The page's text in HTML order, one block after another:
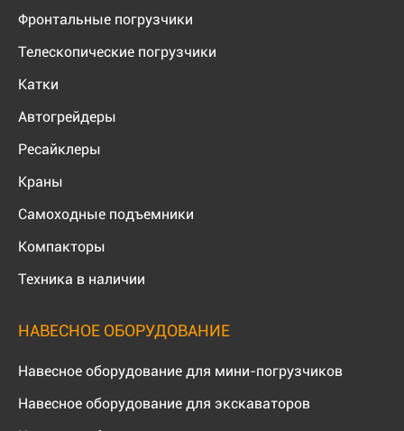
Фронтальные погрузчики
Телескопические погрузчики
Катки
Автогрейдеры
Ресайклеры
Краны
Самоходные подъемники
Компакторы
Техника в наличии
НАВЕСНОЕ ОБОРУДОВАНИЕ
Навесное оборудование для мини-погрузчиков
Навесное оборудование для экскаваторов